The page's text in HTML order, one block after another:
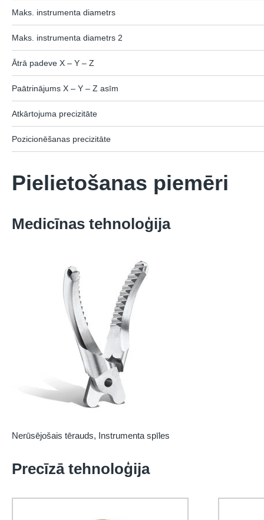
Maks. instrumenta diametrs
Maks. instrumenta diametrs 2
Ātrā padeve X – Y – Z
Paātrinājums X – Y – Z asīm
Atkārtojuma precizitāte
Pozicionēšanas precizitāte
Pielietošanas piemēri
Medicīnas tehnoloģija
Nerūsējošais tērauds, Instrumenta spīles
Precīzā tehnoloģija